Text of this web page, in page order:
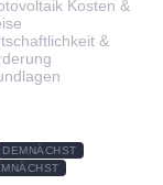
Kosten &
&
DEMNÄCHST